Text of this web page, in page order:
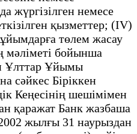
жүргізілген немесе
қызметтер; (IV)
төлем жасау
мәліметі бойынша
Ұлттар Ұйымы
сәйкес Біріккен
Кеңесінің шешімімен
қаражат Банк жазбаша
жылғы 31 наурыздан